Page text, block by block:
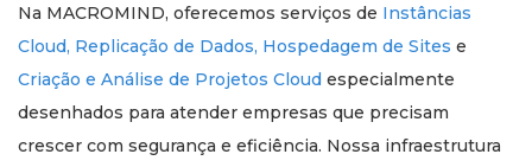
Na MACROMIND, oferecemos serviços de Instâncias
Cloud, Replicação de Dados, Hospedagem de Sites e
Criação e Análise de Projetos Cloud especialmente
desenhados para atender empresas que precisam
crescer com segurança e eficiência. Nossa infraestrutura